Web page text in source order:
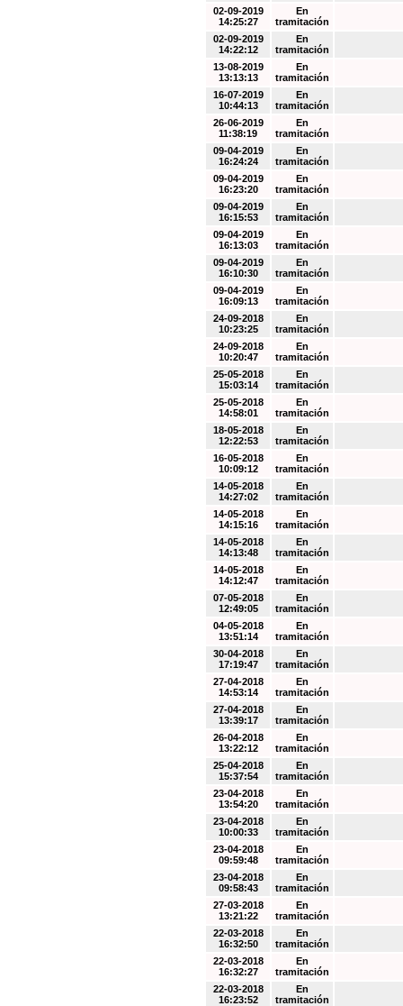
02-09-2019
14:25:27
En
tramitación
02-09-2019
14:22:12
En
tramitación
13-08-2019
13:13:13
En
tramitación
16-07-2019
10:44:13
En
tramitación
26-06-2019
11:38:19
En
tramitación
09-04-2019
16:24:24
En
tramitación
09-04-2019
16:23:20
En
tramitación
09-04-2019
16:15:53
En
tramitación
09-04-2019
16:13:03
En
tramitación
09-04-2019
16:10:30
En
tramitación
09-04-2019
16:09:13
En
tramitación
24-09-2018
10:23:25
En
tramitación
24-09-2018
10:20:47
En
tramitación
25-05-2018
15:03:14
En
tramitación
25-05-2018
14:58:01
En
tramitación
18-05-2018
12:22:53
En
tramitación
16-05-2018
10:09:12
En
tramitación
14-05-2018
14:27:02
En
tramitación
14-05-2018
14:15:16
En
tramitación
14-05-2018
14:13:48
En
tramitación
14-05-2018
14:12:47
En
tramitación
07-05-2018
12:49:05
En
tramitación
04-05-2018
13:51:14
En
tramitación
30-04-2018
17:19:47
En
tramitación
27-04-2018
14:53:14
En
tramitación
27-04-2018
13:39:17
En
tramitación
26-04-2018
13:22:12
En
tramitación
25-04-2018
15:37:54
En
tramitación
23-04-2018
13:54:20
En
tramitación
23-04-2018
10:00:33
En
tramitación
23-04-2018
09:59:48
En
tramitación
23-04-2018
09:58:43
En
tramitación
27-03-2018
13:21:22
En
tramitación
22-03-2018
16:32:50
En
tramitación
22-03-2018
16:32:27
En
tramitación
22-03-2018
16:23:52
En
tramitación